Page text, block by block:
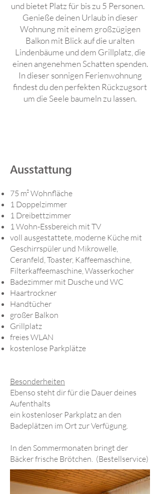
und bietet Platz für bis zu 5 Personen.
Genieße deinen Urlaub in dieser
Wohnung mit einem großzügigen
Balkon mit Blick auf die uralten
Lindenbäume und dem Grillplatz, die
einen angenehmen Schatten spenden.
In dieser sonnigen Ferienwohnung
findest du den perfekten Rückzugsort
um die Seele baumeln zu lassen.
Ausstattung
75 m² Wohnfläche
1 Doppelzimmer
1 Dreibettzimmer
1 Wohn-Essbereich mit TV
voll ausgestattete, moderne Küche mit
Geschirrspüler und Mikrowelle,
Ceranfeld, Toaster, Kaffeemaschine,
Filterkaffeemaschine, Wasserkocher
Badezimmer mit Dusche und WC
Haartrockner
Handtücher
großer Balkon
Grillplatz
freies WLAN
kostenlose Parkplätze
Besonderheiten
Ebenso steht dir für die Dauer deines
Aufenthalts
ein kostenloser Parkplatz an den
Badeplätzen im Ort zur Verfügung.
In den Sommermonaten bringt der
Bäcker frische Brötchen. (Bestellservice)